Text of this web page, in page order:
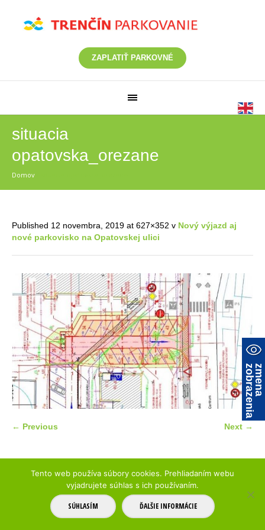
ZAPLATIŤ PARKOVNÉ
situacia
opatovska_orezane
Domov
Published 12 novembra, 2019 at 627×352 v Nový výjazd aj
nové parkovisko na Opatovskej ulici
← Previous Next →
© 2017 Parkovanie Trenčín
z
m
e
n
a
z
o
b
r
a
z
e
n
i
a
Tento web používa súbory cookies. Prehliadaním webu
vyjadrujete súhlas s ich používaním.
SÚHLASÍM ĎALŠIE INFORMÁCIE